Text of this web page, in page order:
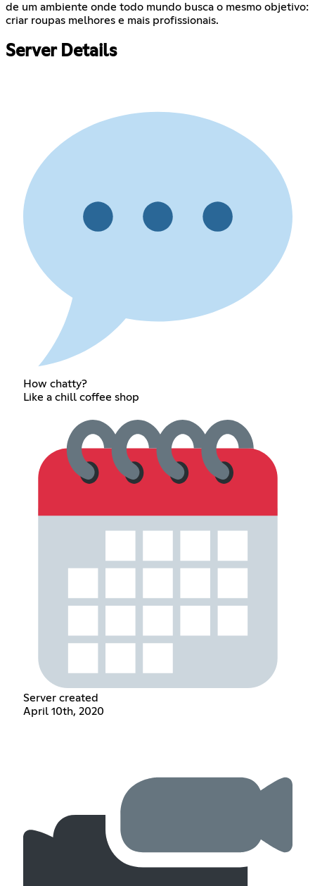
de um ambiente onde todo mundo busca o mesmo objetivo:
criar roupas melhores e mais profissionais.
Server Details
How chatty?
Like a chill coffee shop
Server created
April 10th, 2020